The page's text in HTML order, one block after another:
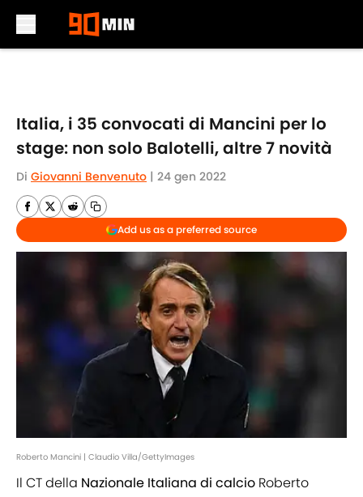
Italia, i 35 convocati di Mancini per lo
stage: non solo Balotelli, altre 7 novità
Di Giovanni Benvenuto | 24 gen 2022
Add us as a preferred source
Roberto Mancini | Claudio Villa/GettyImages
Il CT della Nazionale Italiana di calcio Roberto